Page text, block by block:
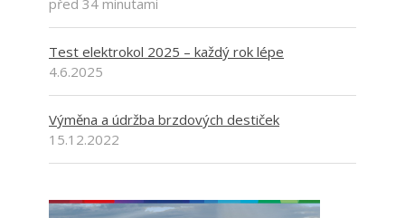
před 34 minutami
Test elektrokol 2025 – každý rok lépe
4.6.2025
Výměna a údržba brzdových destiček
15.12.2022